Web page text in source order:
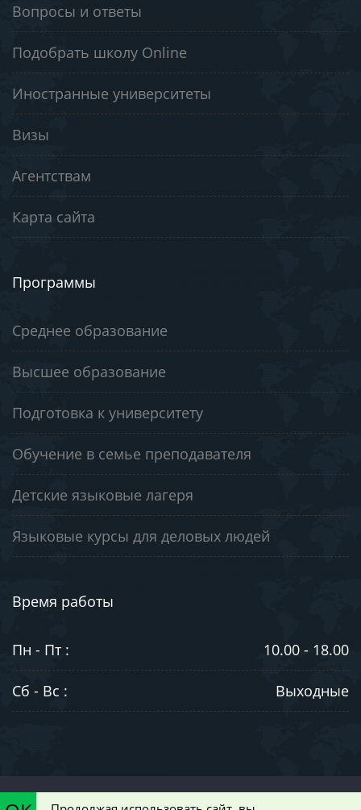
Вопросы и ответы
Подобрать школу Online
Иностранные университеты
Визы
Агентствам
Карта сайта
Программы
Среднее образование
Высшее образование
Подготовка к университету
Обучение в семье преподавателя
Детские языковые лагеря
Языковые курсы для деловых людей
Время работы
Пн - Пт : 10.00 - 18.00
Сб - Вс : Выходные